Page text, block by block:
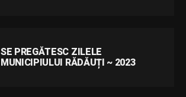
SE PREGĂTESC ZILELE
MUNICIPIULUI RĂDĂUȚI ~ 2023